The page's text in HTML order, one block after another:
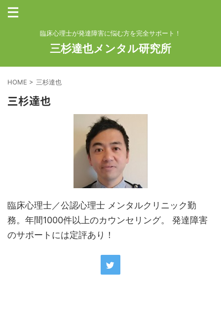
臨床心理士が発達障害に悩む方を完全サポート！
三杉達也メンタル研究所
HOME > 三杉達也
三杉達也
臨床心理士／公認心理士 メンタルクリニック勤
務。年間1000件以上のカウンセリング。 発達障害
のサポートには定評あり！